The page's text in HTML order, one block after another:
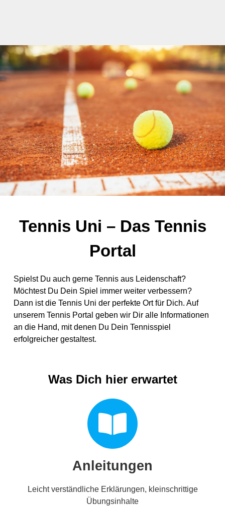
Tennis Uni – Das Tennis
Portal
Spielst Du auch gerne Tennis aus Leidenschaft?
Möchtest Du Dein Spiel immer weiter verbessern?
Dann ist die Tennis Uni der perfekte Ort für Dich. Auf
unserem Tennis Portal geben wir Dir alle Informationen
an die Hand, mit denen Du Dein Tennisspiel
erfolgreicher gestaltest.
Was Dich hier erwartet
Anleitungen
Leicht verständliche Erklärungen, kleinschrittige
Übungsinhalte